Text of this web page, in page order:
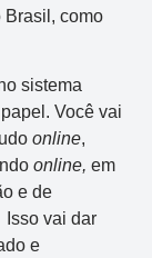
Brasil, como
sistema
Você vai
online,
online, em
e de
Isso vai dar
e